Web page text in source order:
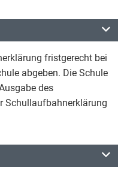
fristgerecht bei
abgeben. Die Schule
des
Schullaufbahnerklärung